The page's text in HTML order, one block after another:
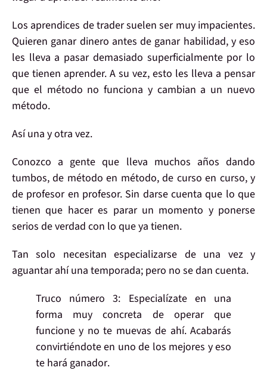
Los aprendices de tradersuelen ser muy impacientes.
Quieren ganar dinero antes de ganar habilidad, y eso
les lleva a pasar demasiado superficialmente por lo
que tienen aprender. A su vez, esto les lleva a pensar
que el método no funciona y cambian a un nuevo
método.
Asíuna y otra vez.
Conozco a gente que lleva muchos años dando
tumbos,de método en método, de curso en curso, y
de profesor en profesor. Sin darse cuenta que lo que
tienen que hacer es parar un momento y ponerse
serios de verdad con lo que ya tienen.
Tan solo necesitanespecializarse de una vezy
aguantarahí una temporada; pero no se dan cuenta.
Truco número 3: Especialízateen una
forma muy concreta de operar que
funcioney no te muevas de ahí. Acabarás
convirtiéndote en uno de los mejores yeso
te hará ganador.